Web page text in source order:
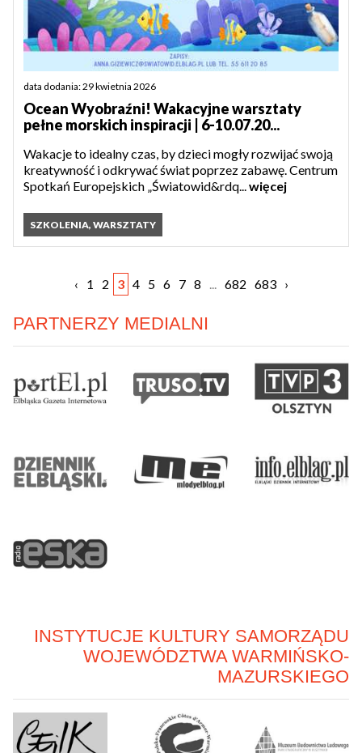
data dodania: 29 kwietnia 2026
Ocean Wyobraźni! Wakacyjne warsztaty
pełne morskich inspiracji | 6-10.07.20...
Wakacje to idealny czas, by dzieci mogły rozwijać swoją
kreatywność i odkrywać świat poprzez zabawę. Centrum
Spotkań Europejskich „Światowid&rdq...więcej
SZKOLENIA, WARSZTATY
‹ 1 2 3 4 5 6 7 8 ... 682 683 ›
PARTNERZY MEDIALNI
INSTYTUCJE KULTURY SAMORZĄDU
WOJEWÓDZTWA WARMIŃSKO-
MAZURSKIEGO